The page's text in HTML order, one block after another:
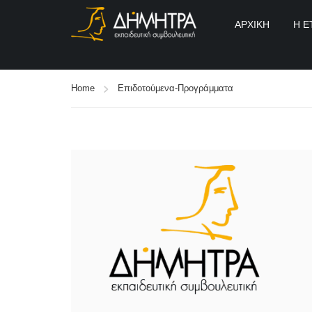
ΑΡΧΙΚΉ Η
Home Επιδοτούμενα-Προγράμματα